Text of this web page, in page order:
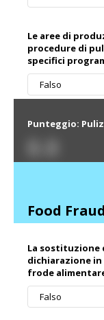
Le aree di
procedure di
specifici
Falso
Punteggio:
Food
La sostituzione
dichiarazione
frode
Falso